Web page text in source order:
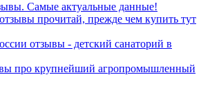
Самые актуальные данные!
прочитай, прежде чем купить тут
отзывы - детский санаторий в
про крупнейший агропромышленный